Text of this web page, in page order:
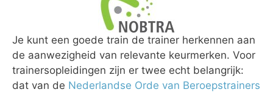
Je kunt een goede train de trainer herkennen aan
de aanwezigheid van relevante keurmerken. Voor
trainersopleidingen zijn er twee echt belangrijk:
dat van de Nederlandse Orde van Beroepstrainers